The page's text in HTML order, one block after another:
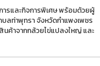
รและกิจการพิเศษ พร้อมด้วยผู้
ลท่าพุทรา จังหวัดกำแพงเพชร
ค้าจากกล้วยไข่แปลงใหญ่ และ